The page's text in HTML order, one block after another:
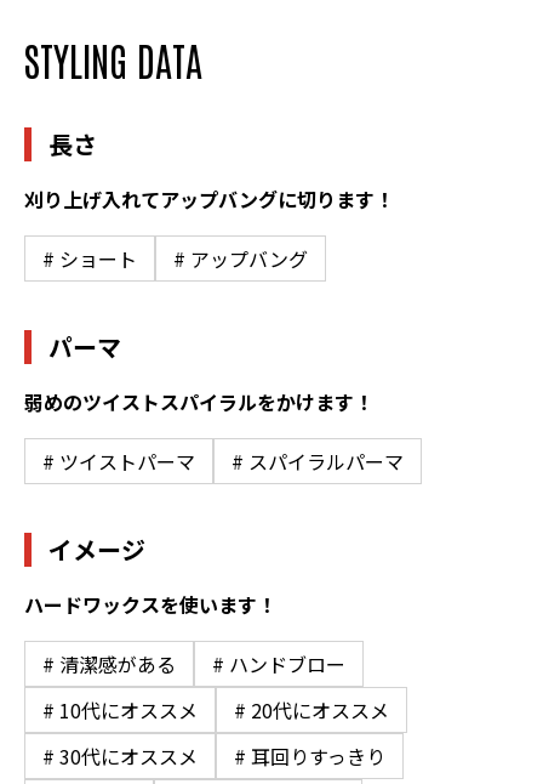
STYLING DATA
長さ
刈り上げ入れてアップバングに切ります！
# ショート # アップバング
パーマ
弱めのツイストスパイラルをかけます！
# ツイストパーマ # スパイラルパーマ
イメージ
ハードワックスを使います！
# 清潔感がある
# ハンドブロー
# 10代にオススメ
# 20代にオススメ
# 30代にオススメ
# 耳回りすっきり